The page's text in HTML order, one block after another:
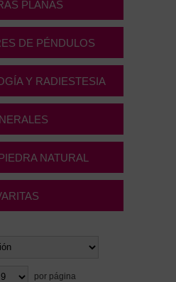
PLANAS
DE PÉNDULOS
Y RADIESTESIA
NATURAL
por página